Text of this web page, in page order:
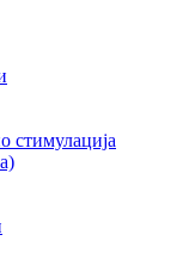
стимулација